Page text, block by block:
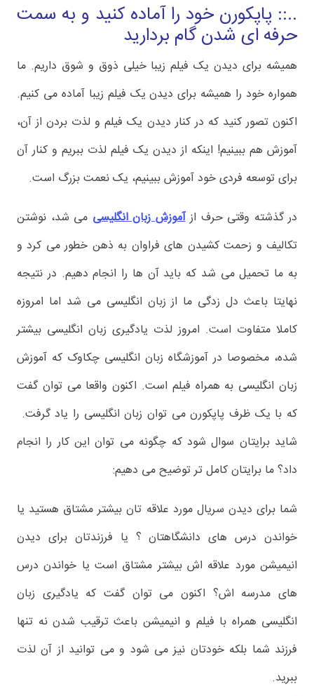
..:: پاپکورن خود را آماده کنید و به سمت
حرفه ای شدن گام بردارید
همیشه برای دیدن یک فیلم زیبا خیلی ذوق و شوق داریم. ما
همواره خود را همیشه برای دیدن یک فیلم زیبا آماده می کنیم.
اکنون تصور کنید که در کنار دیدن یک فیلم و لذت بردن از آن،
آموزش هم ببینیم! اینکه از دیدن یک فیلم لذت ببریم و کنار آن
برای توسعه فردی خود آموزش ببینیم، یک نعمت بزرگ است.
در گذشته وقتی حرف ازآموزش زبان انگلیسی می شد، نوشتن
تکالیف و زحمت کشیدن های فراوان به ذهن خطور می کرد و
به ما تحمیل می شد که باید آن ها را انجام دهیم. در نتیجه
نهایتا باعث دل زدگی ما از زبان انگلیسی می شد اما امروزه
کاملا متفاوت است. امروز لذت یادگیری زبان انگلیسی بیشتر
شده، مخصوصا در آموزشگاه زبان انگلیسی چکاوک که آموزش
زبان انگلیسی به همراه فیلم است. اکنون واقعا می توان گفت
که با یک ظرف پاپکورن می توان زبان انگلیسی را یاد گرفت.
شاید برایتان سوال شود که چگونه می توان این کار را انجام
داد؟ ما برایتان کامل تر توضیح می دهیم:
شما برای دیدن سریال مورد علاقه تان بیشتر مشتاق هستید یا
خواندن درس های دانشگاهتان ؟ یا فرزندتان برای دیدن
انیمیشن مورد علاقه اش بیشتر مشتاق است یا خواندن درس
های مدرسه اش؟ اکنون می توان گفت که یادگیری زبان
انگلیسی همراه با فیلم و انیمیشن باعث ترقیب شدن نه تنها
فرزند شما بلکه خودتان نیز می شود و می توانید از آن لذت
ببرید.